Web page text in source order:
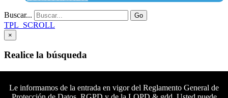
Buscar... Go
TPL_SCROLL
×
Realice la búsqueda
Buscar
Le informamos de la entrada en vigor del Reglamento General de